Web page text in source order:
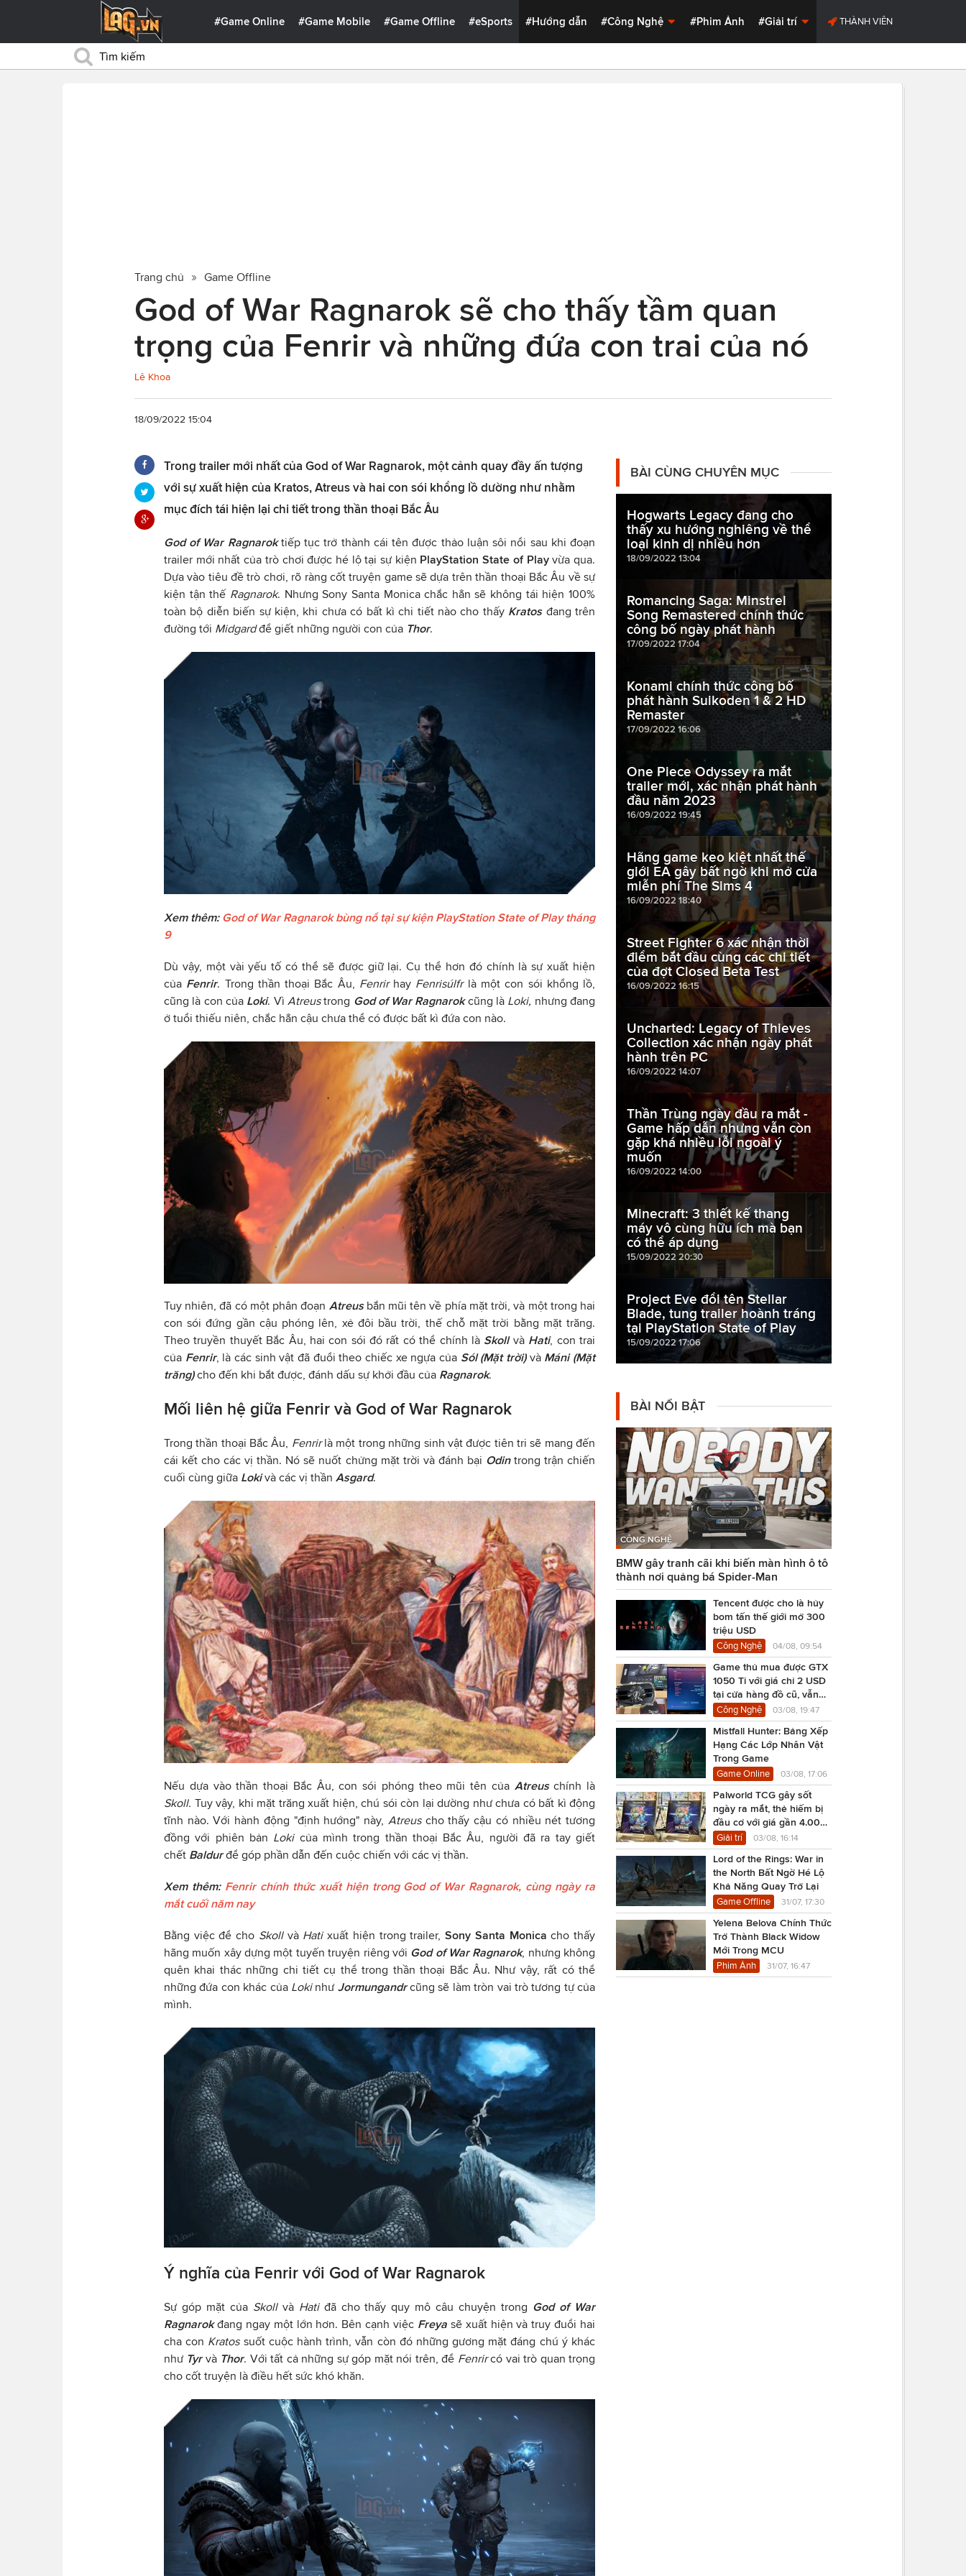
#Game Online #Game Mobile #Game Offline #eSports #Hướng dẫn #Công Nghệ #Phim Ảnh #Giải trí THÀNH VIÊN
Trang chủ Game Offline
God of War Ragnarok sẽ cho thấy tầm quan
trọng của Fenrir và những đứa con trai của nó
Lê Khoa
18/09/2022 15:04
Trong trailer mới nhất của God of War Ragnarok, một cảnh quay đầy ấn tượng
với sự xuất hiện của Kratos, Atreus và hai con sói khổng lồ dường như nhằm
mục đích tái hiện lại chi tiết trong thần thoại Bắc Âu
God of War Ragnaroktiếp tục trở thành cái tên được thảo luận sôi nổi sau khi đoạn
trailer mới nhất của trò chơi được hé lộ tại sự kiện PlayStation State of Playvừa qua.
Dựa vào tiêu đề trò chơi, rõ ràng cốt truyện game sẽ dựa trên thần thoại Bắc Âu về sự
kiện tận thế Ragnarok. Nhưng Sony Santa Monica chắc hẳn sẽ không tái hiện 100%
toàn bộ diễn biến sự kiện, khi chưa có bất kì chi tiết nào cho thấy Kratosđang trên
đường tới Midgardđể giết những người con của Thor.
Xem thêm: God of War Ragnarok bùng nổ tại sự kiện PlayStation State of Play tháng
9
Dù vậy, một vài yếu tố có thể sẽ được giữ lại. Cụ thể hơn đó chính là sự xuất hiện
của Fenrir. Trong thần thoại Bắc Âu, Fenrir hay Fenrisúlfr là một con sói khổng lồ,
cũng là con của Loki. Vì Atreustrong God of War Ragnarokcũng là Loki, nhưng đang
ở tuổi thiếu niên, chắc hẳn cậu chưa thể có được bất kì đứa con nào.
Tuy nhiên, đã có một phân đoạn Atreusbắn mũi tên về phía mặt trời, và một trong hai
con sói đứng gần cậu phóng lên, xẻ đôi bầu trời, thế chỗ mặt trời bằng mặt trăng.
Theo truyền thuyết Bắc Âu, hai con sói đó rất có thể chính là Skoll và Hati, con trai
của Fenrir, là các sinh vật đã đuổi theo chiếc xe ngựa của Sól (Mặt trời) và Máni (Mặt
trăng)cho đến khi bắt được, đánh dấu sự khởi đầu của Ragnarok.
Mối liên hệ giữa Fenrir và God of War Ragnarok
Trong thần thoại Bắc Âu, Fenrirlà một trong những sinh vật được tiên tri sẽ mang đến
cái kết cho các vị thần. Nó sẽ nuốt chửng mặt trời và đánh bại Odin trong trận chiến
cuối cùng giữa Lokivà các vị thần Asgard.
Nếu dựa vào thần thoại Bắc Âu, con sói phóng theo mũi tên của Atreuschính là
Skoll. Tuy vậy, khi mặt trăng xuất hiện, chú sói còn lại dường như chưa có bất kì động
tĩnh nào. Với hành động "định hướng" này, Atreus cho thấy cậu có nhiều nét tương
đồng với phiên bản Loki của mình trong thần thoại Bắc Âu, người đã ra tay giết
chết Baldurđể góp phần dẫn đến cuộc chiến với các vị thần.
Xem thêm: Fenrir chính thức xuất hiện trong God of War Ragnarok, cùng ngày ra
mắt cuối năm nay
Bằng việc để cho Skoll và Hatixuất hiện trong trailer,Sony Santa Monicacho thấy
hãng muốn xây dựng một tuyến truyện riêng với God of War Ragnarok, nhưng không
quên khai thác những chi tiết cụ thể trong thần thoại Bắc Âu. Như vậy, rất có thể
những đứa con khác của Loki như Jormungandrcũng sẽ làm tròn vai trò tương tự của
mình.
Ý nghĩa của Fenrir với God of War Ragnarok
Sự góp mặt của Skoll và Hatiđã cho thấy quy mô câu chuyện trong God of War
Ragnarokđang ngay một lớn hơn. Bên cạnh việc Freyasẽ xuất hiện và truy đuổi hai
cha con Kratossuốt cuộc hành trình, vẫn còn đó những gương mặt đáng chú ý khác
như Tyrvà Thor. Với tất cả những sự góp mặt nói trên, để Fenrircó vai trò quan trọng
cho cốt truyện là điều hết sức khó khăn.
BÀI CÙNG CHUYÊN MỤC
Hogwarts Legacy đang cho
thấy xu hướng nghiêng về thể
loại kinh dị nhiều hơn
18/09/2022 13:04
Romancing Saga: Minstrel
Song Remastered chính thức
công bố ngày phát hành
17/09/2022 17:04
Konami chính thức công bố
phát hành Suikoden 1 & 2 HD
Remaster
17/09/2022 16:06
One Piece Odyssey ra mắt
trailer mới, xác nhận phát hành
đầu năm 2023
16/09/2022 19:45
Hãng game keo kiệt nhất thế
giới EA gây bất ngờ khi mở cửa
miễn phí The Sims 4
16/09/2022 18:40
Street Fighter 6 xác nhận thời
điểm bắt đầu cùng các chi tiết
của đợt Closed Beta Test
16/09/2022 16:15
Uncharted: Legacy of Thieves
Collection xác nhận ngày phát
hành trên PC
16/09/2022 14:07
Thần Trùng ngày đầu ra mắt -
Game hấp dẫn nhưng vẫn còn
gặp khá nhiều lỗi ngoài ý
muốn
16/09/2022 14:00
Minecraft: 3 thiết kế thang
máy vô cùng hữu ích mà bạn
có thể áp dụng
15/09/2022 20:30
Project Eve đổi tên Stellar
Blade, tung trailer hoành tráng
tại PlayStation State of Play
15/09/2022 17:06
BÀI NỔI BẬT
CÔNG NGHỆ
BMW gây tranh cãi khi biến màn hình ô tô
thành nơi quảng bá Spider-Man
Tencent được cho là hủy
bom tấn thế giới mở 300
triệu USD
Công Nghệ 04/08, 09:54
Game thủ mua được GTX
1050 Ti với giá chỉ 2 USD
tại cửa hàng đồ cũ, vẫn
chạy Cyberpunk 2077
Công Nghệ 03/08, 19:47
Mistfall Hunter: Bảng Xếp
Hạng Các Lớp Nhân Vật
Trong Game
Game Online 03/08, 17:06
Palworld TCG gây sốt
ngày ra mắt, thẻ hiếm bị
đầu cơ với giá gần 4.000
USD
Giải trí 03/08, 16:14
Lord of the Rings: War in
the North Bất Ngờ Hé Lộ
Khả Năng Quay Trở Lại
Game Offline 31/07, 17:30
Yelena Belova Chính Thức
Trở Thành Black Widow
Mới Trong MCU
Phim Ảnh 31/07, 16:47